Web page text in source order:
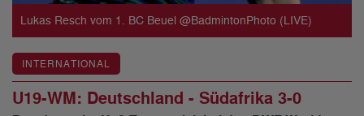
Lukas Resch vom 1. BC Beuel @BadmintonPhoto (LIVE)
INTERNATIONAL
U19-WM: Deutschland - Südafrika 3-0